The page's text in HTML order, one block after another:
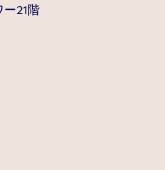
21階